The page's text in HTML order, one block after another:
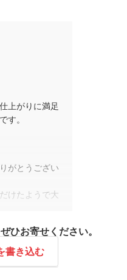
上がりに満足
す。
がとうござい
けたようで大
う努めてまい
ひお寄せください。
書き込む